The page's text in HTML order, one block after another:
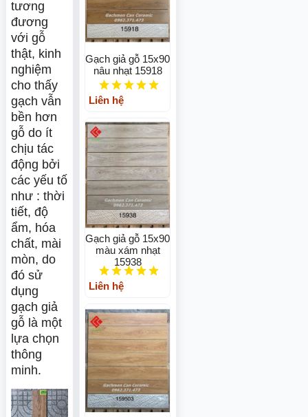
tương
đương
với gỗ
thật, kinh
nghiệm
cho thấy
gạch vẫn
bền hơn
gỗ do ít
chịu tác
động bởi
các yếu tố
như : thời
tiết, độ
ẩm, hóa
chất, mài
mòn, do
đó sử
dụng
gạch giả
gỗ là một
lựa chọn
thông
minh.
Gạch giả gỗ 15x90
nâu nhạt 15918
Liên hệ
Gạch giả gỗ 15x90
màu xám nhạt
15938
Liên hệ